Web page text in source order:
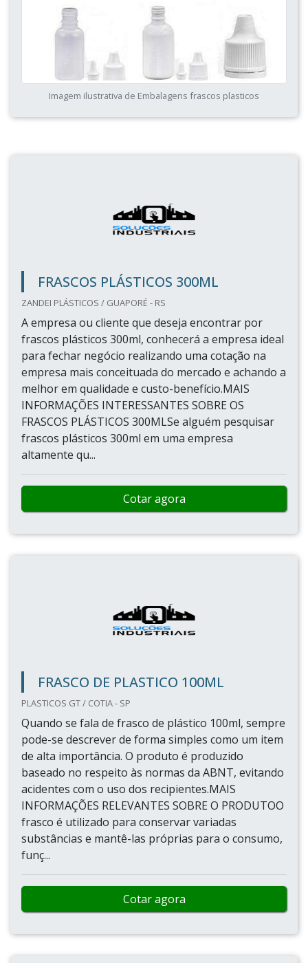
Imagem ilustrativa de Embalagens frascos plasticos
FRASCOS PLÁSTICOS 300ML
ZANDEI PLÁSTICOS / GUAPORÉ - RS
A empresa ou cliente que deseja encontrar por
frascos plásticos 300ml, conhecerá a empresa ideal
para fechar negócio realizando uma cotação na
empresa mais conceituada do mercado e achando a
melhor em qualidade e custo-benefício.MAIS
INFORMAÇÕES INTERESSANTES SOBRE OS
FRASCOS PLÁSTICOS 300MLSe alguém pesquisar
frascos plásticos 300ml em uma empresa
altamente qu...
Cotar agora
FRASCO DE PLASTICO 100ML
PLASTICOS GT / COTIA - SP
Quando se fala de frasco de plástico 100ml, sempre
pode-se descrever de forma simples como um item
de alta importância. O produto é produzido
baseado no respeito às normas da ABNT, evitando
acidentes com o uso dos recipientes.MAIS
INFORMAÇÕES RELEVANTES SOBRE O PRODUTOO
frasco é utilizado para conservar variadas
substâncias e mantê-las próprias para o consumo,
funç...
Cotar agora